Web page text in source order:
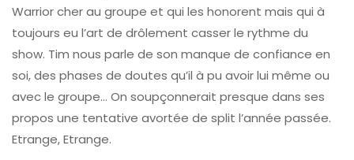
Warrior cher au groupe et qui les honorent mais qui à
toujours eu l’art de drôlement casser le rythme du
show. Tim nous parle de son manque de confiance en
soi, des phases de doutes qu’il à pu avoir lui même ou
avec le groupe… On soupçonnerait presque dans ses
propos une tentative avortée de split l’année passée.
Etrange, Etrange.